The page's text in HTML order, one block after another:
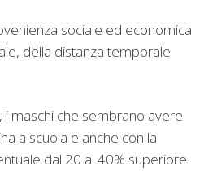
sociale ed economica
della distanza temporale
i maschi che sembrano avere
a scuola e anche con la
dal 20 al 40% superiore